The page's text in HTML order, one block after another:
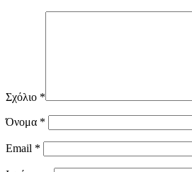
Σχόλιο *
Όνομα *
Email *